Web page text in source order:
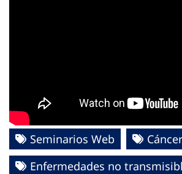
Seminarios Web
Cáncer
Enfermedades no